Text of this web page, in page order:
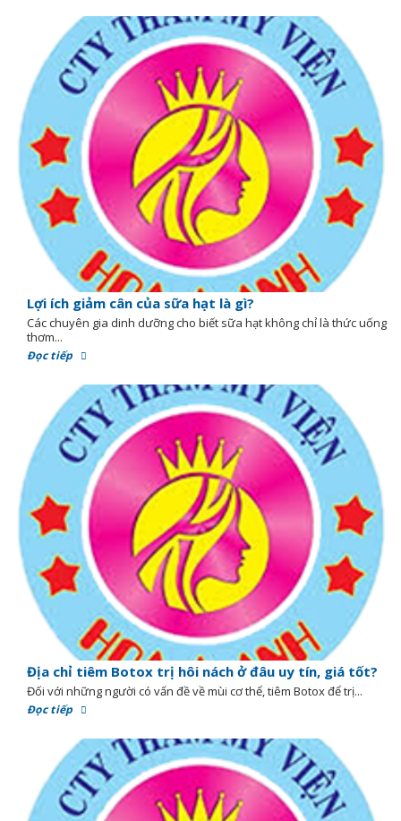
Lợi ích giảm cân của sữa hạt là gì?
Các chuyên gia dinh dưỡng cho biết sữa hạt không chỉ là thức uống
thơm...
Đọc tiếp
Địa chỉ tiêm Botox trị hôi nách ở đâu uy tín, giá tốt?
Đối với những người có vấn đề về mùi cơ thể, tiêm Botox để trị...
Đọc tiếp